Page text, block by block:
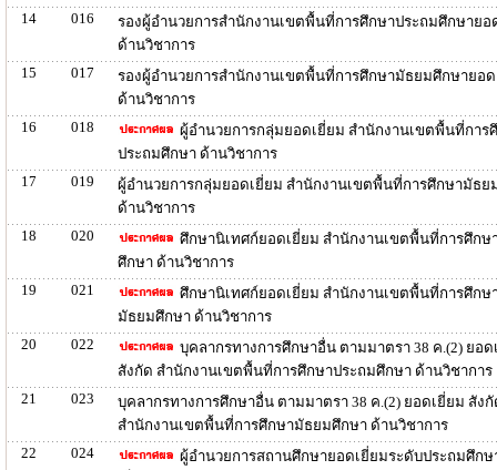
14
016
รองผู้อำนวยการสำนักงานเขตพื้นที่การศึกษาประถมศึกษายอ
ด้านวิชาการ
15
017
รองผู้อำนวยการสำนักงานเขตพื้นที่การศึกษามัธยมศึกษายอ
ด้านวิชาการ
16
018
ผู้อำนวยการกลุ่มยอดเยี่ยม สำนักงานเขตพื้นที่การ
ประถมศึกษา ด้านวิชาการ
17
019
ผู้อำนวยการกลุ่มยอดเยี่ยม สำนักงานเขตพื้นที่การศึกษามัธย
ด้านวิชาการ
18
020
ศึกษานิเทศก์ยอดเยี่ยม สำนักงานเขตพื้นที่การศึกษ
ศึกษา ด้านวิชาการ
19
021
ศึกษานิเทศก์ยอดเยี่ยม สำนักงานเขตพื้นที่การศึกษ
มัธยมศึกษา ด้านวิชาการ
20
022
บุคลากรทางการศึกษาอื่น ตามมาตรา 38 ค.(2) ยอด
สังกัด สำนักงานเขตพื้นที่การศึกษาประถมศึกษา ด้านวิชาการ
21
023
บุคลากรทางการศึกษาอื่น ตามมาตรา 38 ค.(2) ยอดเยี่ยม สัง
สำนักงานเขตพื้นที่การศึกษามัธยมศึกษา ด้านวิชาการ
22
024
ผู้อำนวยการสถานศึกษายอดเยี่ยมระดับประถมศึก